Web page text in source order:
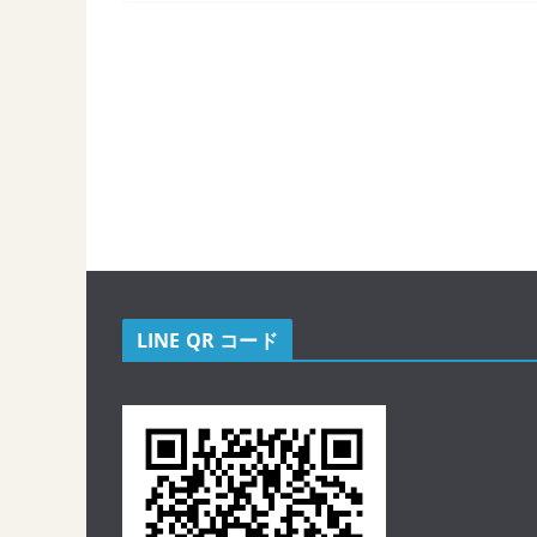
LINE QR コード